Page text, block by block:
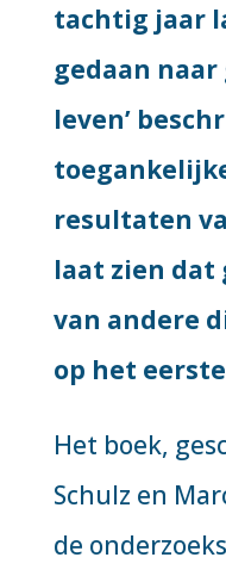
tachtig jaar
gedaan naar
leven’
resultaten
laat zien
van andere
op het
Het boek,
Schulz en
de